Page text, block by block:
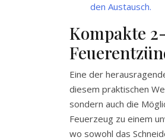
den Austausch.
Kompakte
Eine der
diesem praktischen
sondern auch die
Feuerzeug zu einem
wo sowohl das